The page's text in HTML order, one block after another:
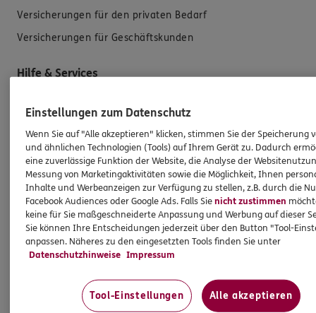
Versicherungen für den privaten Bedarf
Versicherungen für Geschäftskunden
Hilfe & Services
E-Mail schreiben
Schaden melden
Erstkontaktinformationen
EU-Offenlegungsvereinbarung
Datenverarbeitung
Das könnte Sie auch interessieren
Einstellungen zum Datenschutz
Wenn Sie auf "Alle akzeptieren" klicken, stimmen Sie der Speicherung
und ähnlichen Technologien (Tools) auf Ihrem Gerät zu. Dadurch
eine zuverlässige Funktion der Website, die Analyse der
Messung von Marketingaktivitäten sowie die Möglichkeit, Ihnen
Inhalte und Werbeanzeigen zur Verfügung zu stellen, z.B. durch die
Facebook Audiences oder Google Ads. Falls Sienicht zustimmen
keine für Sie maßgeschneiderte Anpassung und Werbung auf dieser
Sie können Ihre Entscheidungen jederzeit über den Button "Tool-
anpassen. Näheres zu den eingesetzten Tools finden Sie unter
Datenschutzhinweise Impressum
Tool-Einstellungen Alle akzeptieren